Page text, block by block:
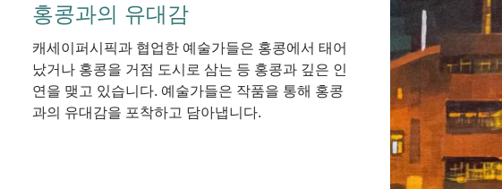
홍콩과의 유대감
캐세이퍼시픽과 협업한 예술가들은 홍콩에서 태어
났거나 홍콩을 거점 도시로 삼는 등 홍콩과 깊은 인
연을 맺고 있습니다. 예술가들은 작품을 통해 홍콩
과의 유대감을 포착하고 담아냅니다.